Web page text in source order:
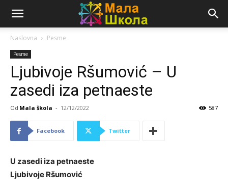
Naslovna Pesme
Pesme
Ljubivoje Ršumović – U
zasedi iza petnaeste
Od Mala škola - 12/12/2022 587
Facebook Twitter
U zasedi iza petnaeste
Ljubivoje Ršumović